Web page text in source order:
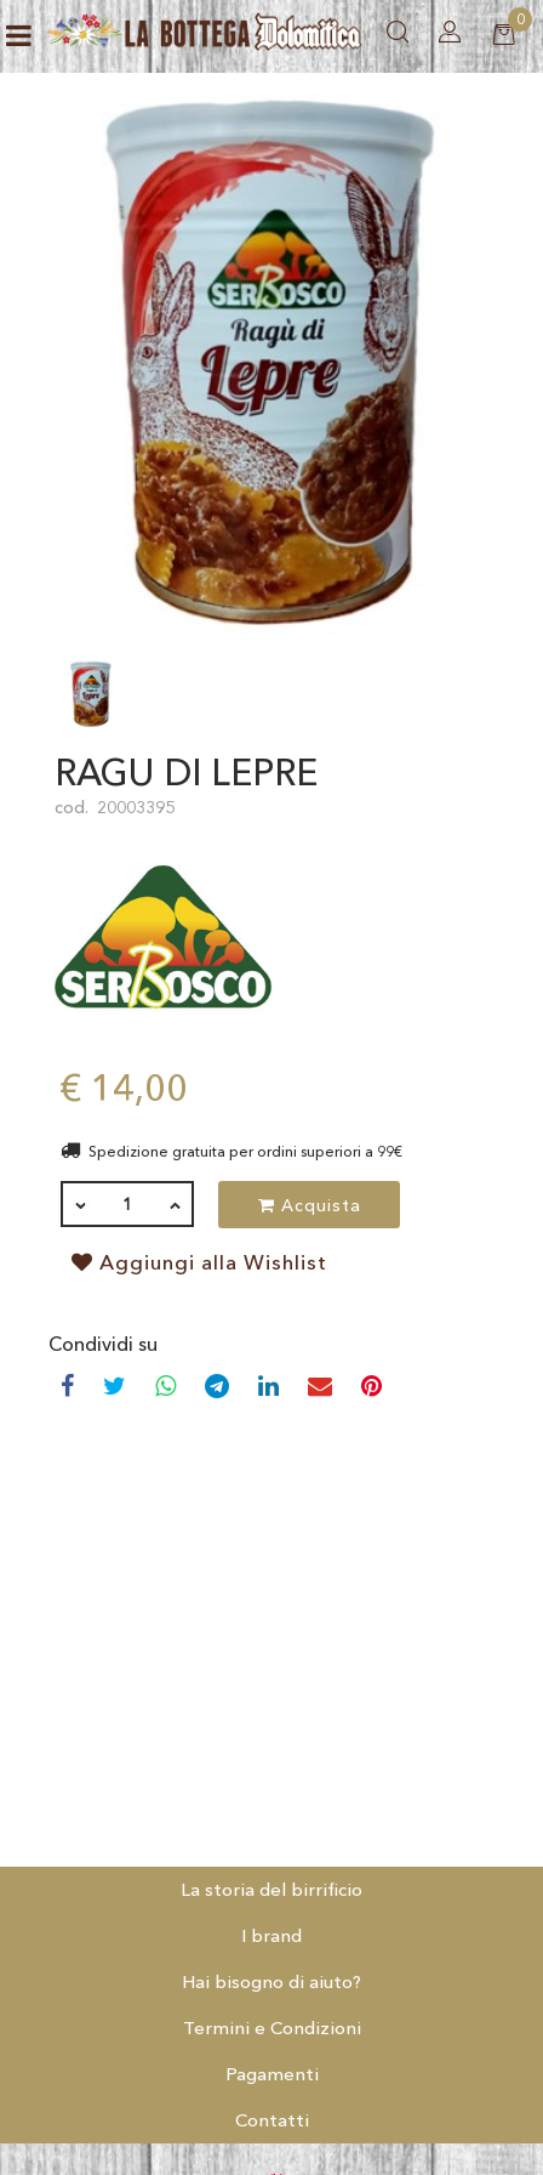
Open menu
0
RAGU DI LEPRE
cod. 20003395
€ 14,00
Spedizione gratuita per ordini superiori a 99€
QUANTITÀ Acquista
Aggiungi alla Wishlist
Condividi su
La storia del birrificio
I brand
Hai bisogno di aiuto?
Termini e Condizioni
Pagamenti
Contatti